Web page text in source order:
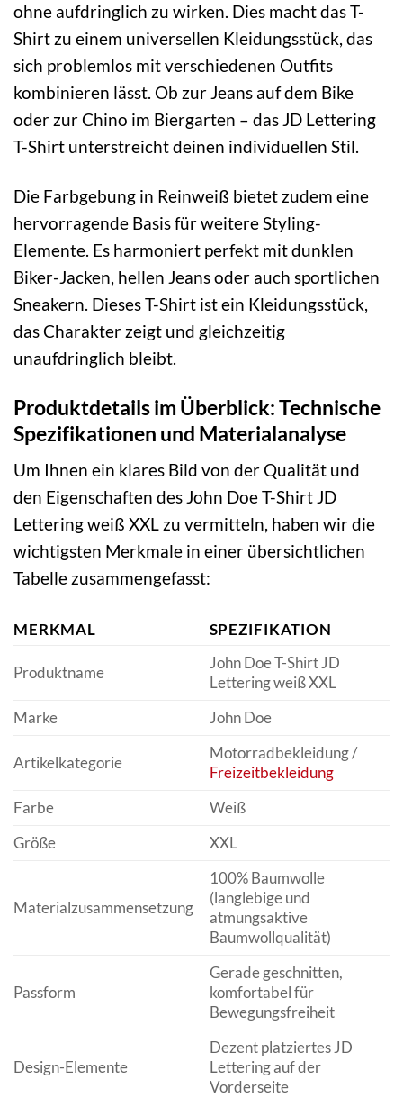
ohne aufdringlich zu wirken. Dies macht das T-
Shirt zu einem universellen Kleidungsstück, das
sich problemlos mit verschiedenen Outfits
kombinieren lässt. Ob zur Jeans auf dem Bike
oder zur Chino im Biergarten – das JD Lettering
T-Shirt unterstreicht deinen individuellen Stil.
Die Farbgebung in Reinweiß bietet zudem eine
hervorragende Basis für weitere Styling-
Elemente. Es harmoniert perfekt mit dunklen
Biker-Jacken, hellen Jeans oder auch sportlichen
Sneakern. Dieses T-Shirt ist ein Kleidungsstück,
das Charakter zeigt und gleichzeitig
unaufdringlich bleibt.
Produktdetails im Überblick: Technische
Spezifikationen und Materialanalyse
Um Ihnen ein klares Bild von der Qualität und
den Eigenschaften des John Doe T-Shirt JD
Lettering weiß XXL zu vermitteln, haben wir die
wichtigsten Merkmale in einer übersichtlichen
Tabelle zusammengefasst:
MERKMAL SPEZIFIKATION
Produktname
John Doe T-Shirt JD
Lettering weiß XXL
Marke
John Doe
Artikelkategorie
Motorradbekleidung /
Freizeitbekleidung
Farbe
Weiß
Größe
XXL
Materialzusammensetzung
100% Baumwolle
(langlebige und
atmungsaktive
Baumwollqualität)
Passform
Gerade geschnitten,
komfortabel für
Bewegungsfreiheit
Design-Elemente
Dezent platziertes JD
Lettering auf der
Vorderseite